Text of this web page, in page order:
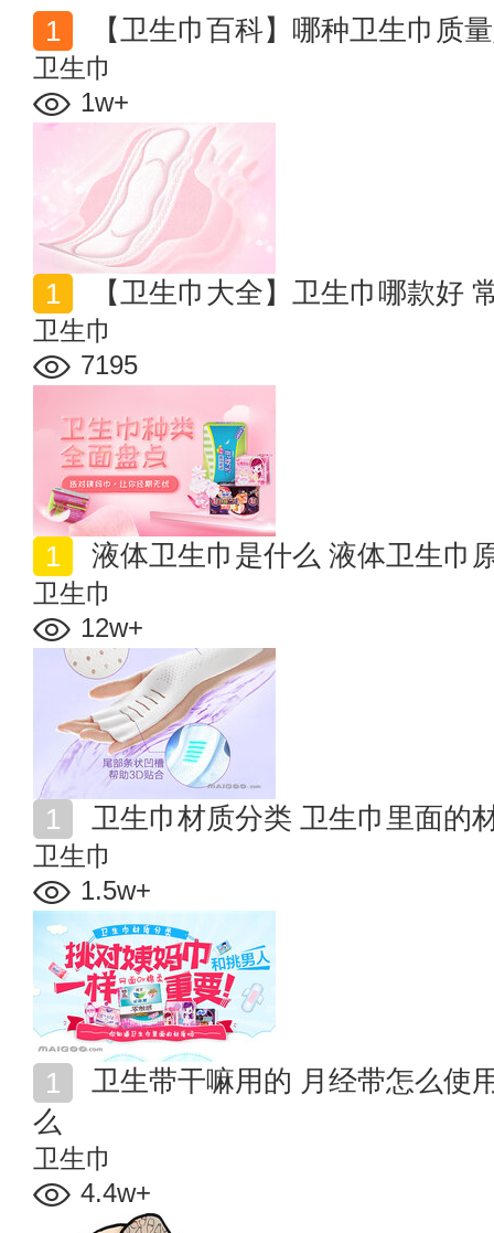
【卫生巾百科】哪种卫生巾质
卫生巾
1w+
【卫生巾大全】卫生巾哪款好
卫生巾
7195
液体卫生巾是什么 液体卫生巾
卫生巾
12w+
卫生巾材质分类 卫生巾里面的
卫生巾
1.5w+
么
卫生巾
4.4w+